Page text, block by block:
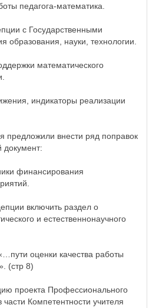
педагога-математика.
с Государственными
образования, науки, технологии.
математического
индикаторы реализации
предложили внести ряд поправок
документ:
финансирования
включить раздел о
и естественнонаучного
оценки качества работы
(стр 8)
проекта Профессионального
части Компетентности учителя